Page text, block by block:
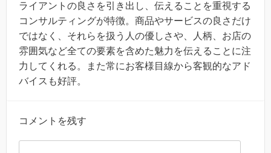
ライアントの良さを引き出し、伝えることを重視する
コンサルティングが特徴。商品やサービスの良さだけ
ではなく、それらを扱う人の優しさや、人柄、お店の
雰囲気など全ての要素を含めた魅力を伝えることに注
力してくれる。また常にお客様目線から客観的なアド
バイスも好評。
コメントを残す